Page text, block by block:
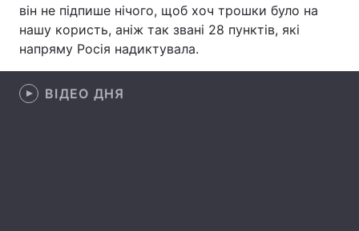
Екологія Регіони
Лонгріди
Відео з Youtube
він не підпише нічого, щоб хоч трошки було на
нашу користь, аніж так звані 28 пунктів, які
напряму Росія надиктувала.
ВІДЕО ДНЯ